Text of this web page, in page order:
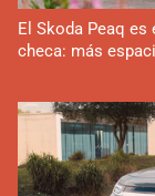
El Skoda Peaq
checa: más